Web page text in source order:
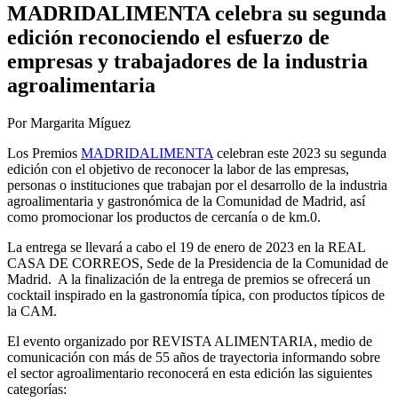
MADRIDALIMENTA celebra su segunda
edición reconociendo el esfuerzo de
empresas y trabajadores de la industria
agroalimentaria
Por Margarita Míguez
Los Premios MADRIDALIMENTA celebran este 2023 su segunda
edición con el objetivo de reconocer la labor de las empresas,
personas o instituciones que trabajan por el desarrollo de la industria
agroalimentaria y gastronómica de la Comunidad de Madrid, así
como promocionar los productos de cercanía o de km.0.
La entrega se llevará a cabo el 19 de enero de 2023 en la REAL
CASA DE CORREOS, Sede de la Presidencia de la Comunidad de
Madrid. A la finalización de la entrega de premios se ofrecerá un
cocktail inspirado en la gastronomía típica, con productos típicos de
la CAM.
El evento organizado por REVISTA ALIMENTARIA, medio de
comunicación con más de 55 años de trayectoria informando sobre
el sector agroalimentario reconocerá en esta edición las siguientes
categorías: